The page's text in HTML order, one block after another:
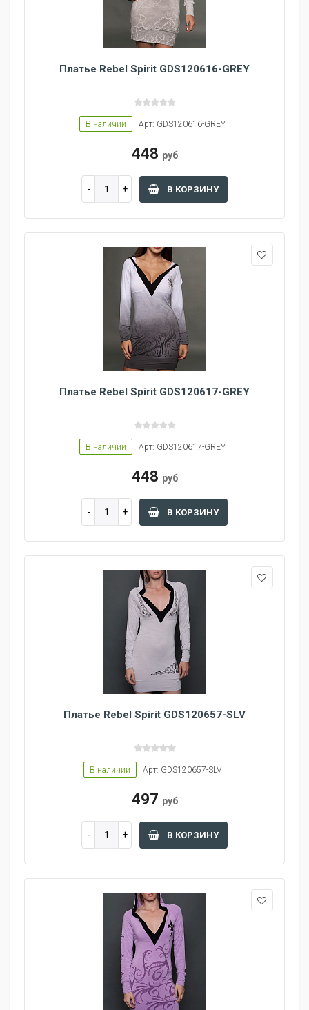
Платье Rebel Spirit GDS120616-GREY
В наличии Арт: GDS120616-GREY
448 руб
В КОРЗИНУ
Платье Rebel Spirit GDS120617-GREY
В наличии Арт: GDS120617-GREY
448 руб
В КОРЗИНУ
Платье Rebel Spirit GDS120657-SLV
В наличии Арт: GDS120657-SLV
497 руб
В КОРЗИНУ